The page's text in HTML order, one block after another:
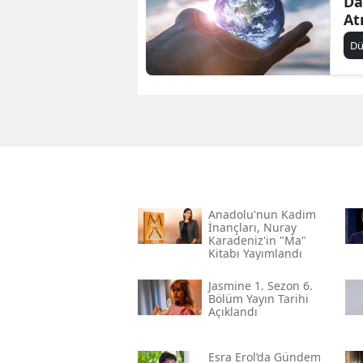
Anadolu'nun Kadim
İnançları, Nuray
Karadeniz'in "ma"
Kitabı Yayımlandı
Jasmine 1. Sezon 6.
Bölüm Yayın Tarihi
Açıklandı
Esra Erol’da Gündem